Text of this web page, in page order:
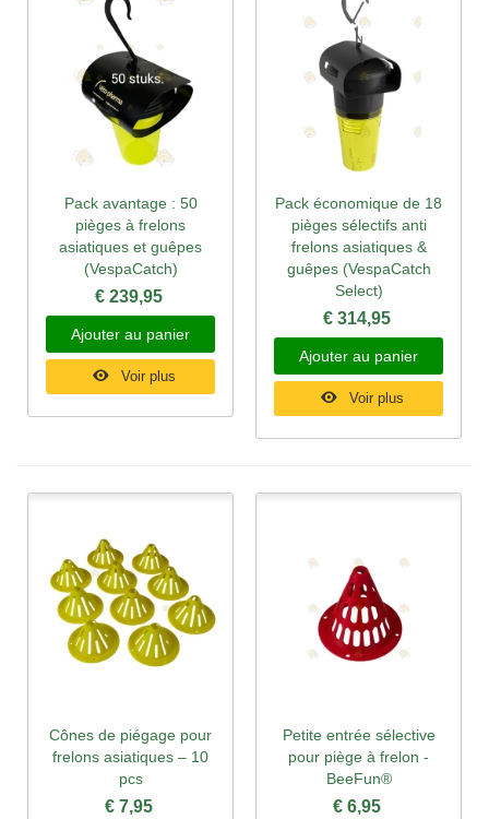
Pack avantage : 50
pièges à frelons
asiatiques et guêpes
(VespaCatch)
€ 239,95
Ajouter au panier
Voir plus
Pack économique de 18
pièges sélectifs anti
frelons asiatiques &
guêpes (VespaCatch
Select)
€ 314,95
Ajouter au panier
Voir plus
Cônes de piégage pour
frelons asiatiques – 10
pcs
€ 7,95
Petite entrée sélective
pour piège à frelon -
BeeFun®
€ 6,95